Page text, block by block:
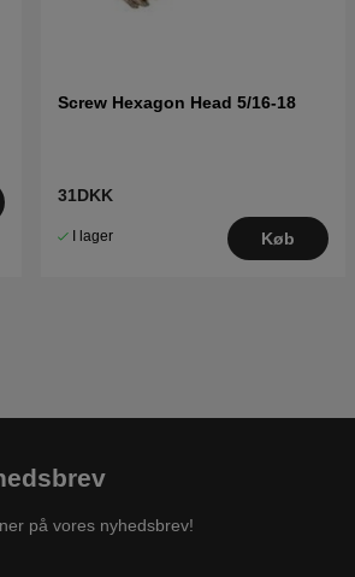
Screw Hexagon Head 5/16-18
31DKK
I lager Køb
på vores nyhedsbrev!